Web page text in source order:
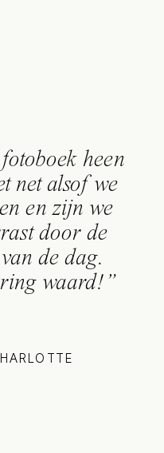
heen
net alsof we
en zijn we
door de
de dag.
waard!”